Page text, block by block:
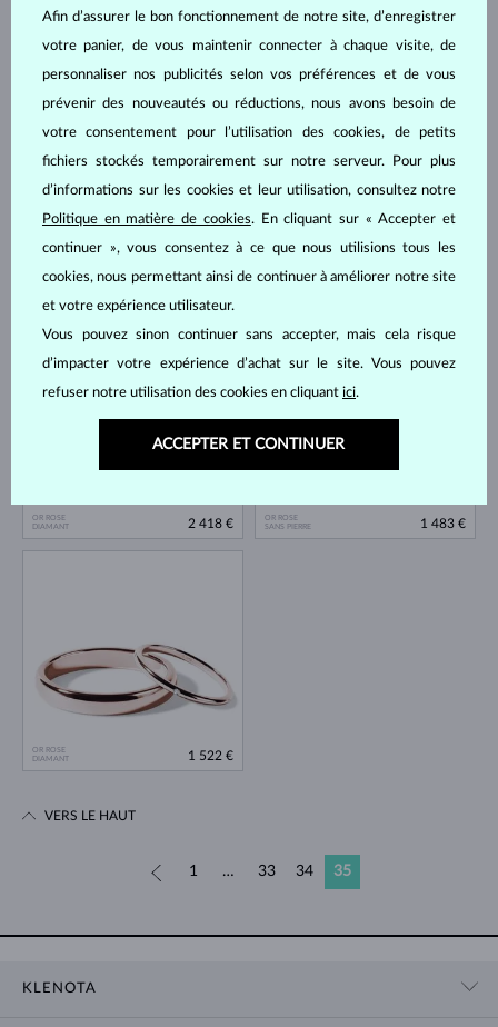
OR ROSE
DIAMANT
2 418 €
OR ROSE
SANS PIERRE
1 483 €
OR ROSE
DIAMANT
1 522 €
1 … 33 34 35
VERS LE HAUT
KLENOTA
Afin d’assurer le bon fonctionnement de notre site, d’enregistrer
votre panier, de vous maintenir connecter à chaque visite, de
personnaliser nos publicités selon vos préférences et de vous
prévenir des nouveautés ou réductions, nous avons besoin de
votre consentement pour l’utilisation des cookies, de petits
fichiers stockés temporairement sur notre serveur. Pour plus
d’informations sur les cookies et leur utilisation, consultez notre
Politique en matière de cookies. En cliquant sur « Accepter et
continuer », vous consentez à ce que nous utilisions tous les
cookies, nous permettant ainsi de continuer à améliorer notre site
et votre expérience utilisateur.
Vous pouvez sinon continuer sans accepter, mais cela risque
d’impacter votre expérience d’achat sur le site. Vous pouvez
refuser notre utilisation des cookies en cliquant ici.
ACCEPTER ET CONTINUER